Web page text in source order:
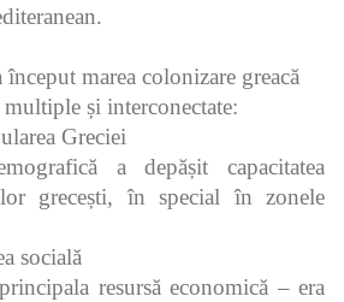
marea colonizare greacă
și interconectate:
Greciei
a depășit capacitatea
grecești, în special în zonele
socială
resursă economică – era